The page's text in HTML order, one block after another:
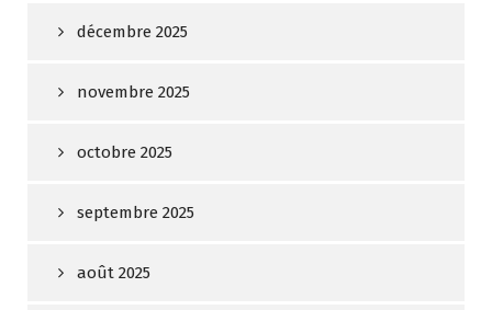
décembre 2025
novembre 2025
octobre 2025
septembre 2025
août 2025